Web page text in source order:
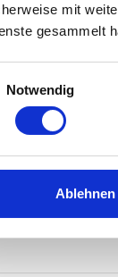
mit
gesammelt
Notwendig
Ablehnen
4.3
diese würden
im Juli 2026